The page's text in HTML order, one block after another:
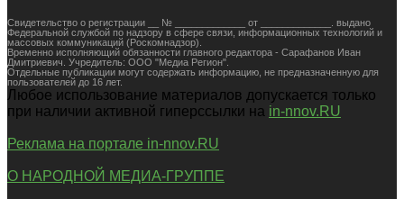
Свидетельство о регистрации __ № _____________ от _____________. выдано
Федеральной службой по надзору в сфере связи, информационных технологий и
массовых коммуникаций (Роскомнадзор).
Временно исполняющий обязанности главного редактора - Сарафанов Иван
Дмитриевич. Учредитель: ООО "Медиа Регион".
Отдельные публикации могут содержать информацию, не предназначенную для
пользователей до 16 лет.
Любое использование материалов допускается только
при наличии активной гиперссылки на in-nnov.RU
Реклама на портале in-nnov.RU
О НАРОДНОЙ МЕДИА-ГРУППЕ